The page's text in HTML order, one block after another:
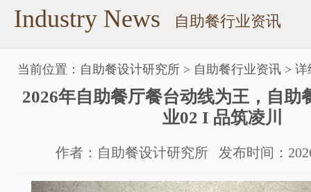
Industry News 自助餐行业资讯
当前位置： 自助餐设计研究所 > 自助餐行业资讯 > 详
2026年自助餐厅餐台动线为王，自助
业02 I 品筑凌川
作者：自助餐设计研究所 发布时间：